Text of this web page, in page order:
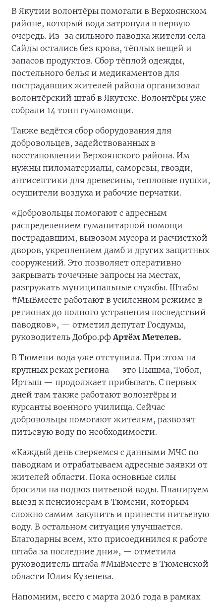
В Якутии волонтёры помогали в Верхоянском
районе, который вода затронула в первую
очередь. Из-за сильного паводка жители села
Сайды остались без крова, тёплых вещей и
запасов продуктов. Сбор тёплой одежды,
постельного белья и медикаментов для
пострадавших жителей района организовал
волонтёрский штаб в Якутске. Волонтёры уже
собрали 14 тонн гумпомощи.
Также ведётся сбор оборудования для
добровольцев, задействованных в
восстановлении Верхоянского района. Им
нужны пиломатериалы, саморезы, гвозди,
антисептики для древесины, тепловые пушки,
осушители воздуха и рабочие перчатки.
«Добровольцы помогают с адресным
распределением гуманитарной помощи
пострадавшим, вывозом мусора и расчисткой
дворов, укреплением дамб и других защитных
сооружений. Это позволяет оперативно
закрывать точечные запросы на местах,
разгружать муниципальные службы. Штабы
#МыВместе работают в усиленном режиме в
регионах до полного устранения последствий
паводков», — отметил депутат Госдумы,
руководитель Добро.рфАртём Метелев.
В Тюмени вода уже отступила. При этом на
крупных реках региона — это Пышма, Тобол,
Иртыш — продолжает прибывать. С первых
дней там также работают волонтёры и
курсанты военного училища. Сейчас
добровольцы помогают жителям, развозят
питьевую воду по необходимости.
«Каждый день сверяемся с данными МЧС по
паводкам и отрабатываем адресные заявки от
жителей области. Пока основные силы
бросили на подвоз питьевой воды. Планируем
выезд к пенсионерам в Тюмени, которым
сложно самим закупить и принести питьевую
воду. В остальном ситуация улучшается.
Благодарны всем, кто присоединился к работе
штаба за последние дни», — отметила
руководитель штаба #МыВместе в Тюменской
области Юлия Кузенева.
Напомним, всего с марта 2026 года в рамках